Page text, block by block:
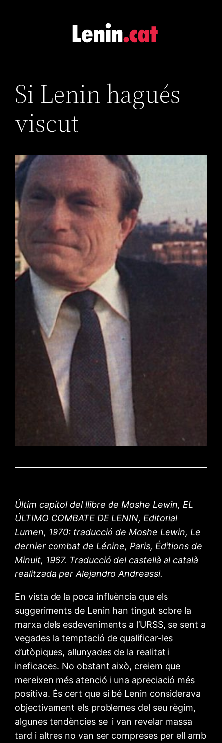
Si Lenin hagués
viscut
Últim capítol del llibre de Moshe Lewin, EL
ÚLTIMO COMBATE DE LENIN, Editorial
Lumen, 1970: traducció de Moshe Lewin, Le
dernier combat de Lénine, Paris, Éditions de
Minuit, 1967. Traducció del castellà al català
realitzada per Alejandro Andreassi.
En vista de la poca influència que els
suggeriments de Lenin han tingut sobre la
marxa dels esdeveniments a l’URSS, se sent a
vegades la temptació de qualificar-les
d’utòpiques, allunyades de la realitat i
ineficaces. No obstant això, creiem que
mereixen més atenció i una apreciació més
positiva. És cert que si bé Lenin considerava
objectivament els problemes del seu règim,
algunes tendències se li van revelar massa
tard i altres no van ser compreses per ell amb